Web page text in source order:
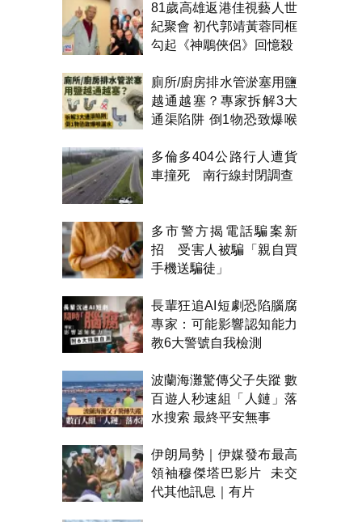
81歲高雄返港佳視藝人世
紀聚會 初代郭靖黃蓉同框
勾起《神鵰俠侶》回憶殺
廁所/廚房排水管淤塞用鹽
越通越塞？專家拆解3大
通渠陷阱 倒1物恐致爆喉
多倫多404公路行人遭貨
車撞死 南行線封閉調查
多市警方揭電話騙案新
招 受害人被騙「親自買
手機送騙徒」
長輩狂追AI短劇恐陷腦腐
專家：可能影響認知能力
教6大警號自我檢測
波蘭海灘驚傳父子失蹤 數
百遊人秒速組「人鏈」落
水搜索 最終平安無事
伊朗局勢｜伊媒發布最高
領袖穆傑塔巴影片 未交
代其他訊息｜有片